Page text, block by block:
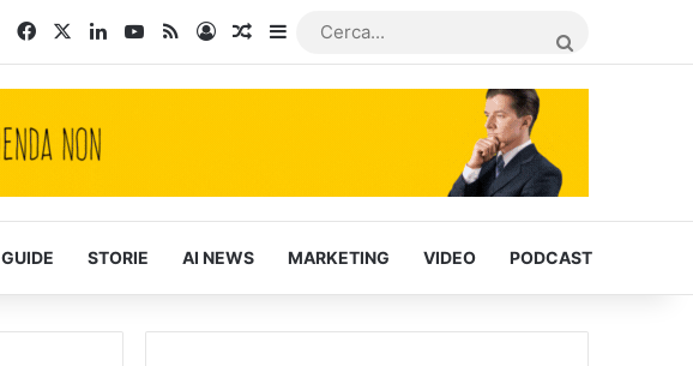
FacebookLinkedInYou Tube
RSSAccediArticoli Casuali
Barra laterale
GUIDE STORIE AI NEWS MARKETING VIDEO PODCAST